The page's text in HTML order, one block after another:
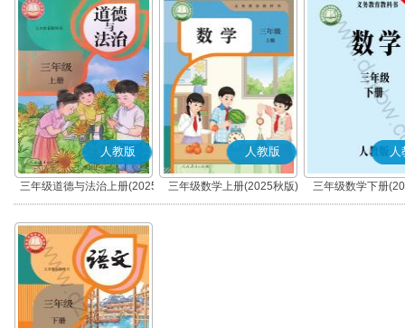
人教版
三年级道德与法治上册(2025
秋版)(部编版)
人教版
三年级数学上册(2025秋版)
人
三年级数学下册